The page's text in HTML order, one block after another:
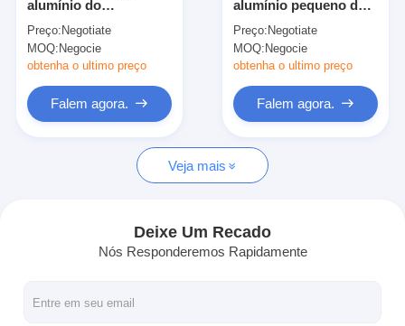
Contacte-nos
Notícias
Máquina da fabricação do filtro de ar
Filtro do bolso que faz a máquina
alumínio do
resistência química
baixo
Preço: Negotiate
MOQ: Negocie
obtenha o ultimo preço
Falem agora.
alumínio pequeno da
resistência, filtro de ar
do bolso
Preço: Negotiate
MOQ: Negocie
obtenha o ultimo preço
Falem agora.
Veja mais
Deixe Um Recado
Nós Responderemos Rapidamente